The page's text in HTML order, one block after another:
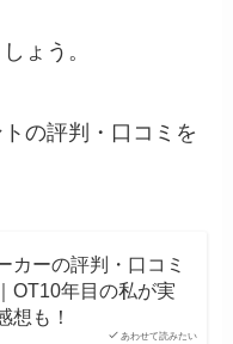
ょう。
の評判・口コミを
あわせて読みたい
カーの評判・口コミ
OT10年目の私が実
想も！